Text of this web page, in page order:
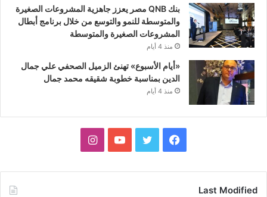
بنك QNB مصر يعزز جاهزية المشروعات الصغيرة
والمتوسطة للنمو والتوسع من خلال برنامج أبطال
المشروعات الصغيرة والمتوسطة
منذ 4 أيام
«أيام الأسبوع» تهنئ الزميل الصحفي علي جمال
الدين بمناسبة خطوبة شقيقه محمد جمال
منذ 4 أيام
فيسبوك تويتر يوتيوبانستقرام
Last Modified